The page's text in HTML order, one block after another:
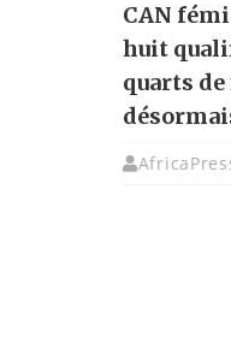
CAN
huit
quarts